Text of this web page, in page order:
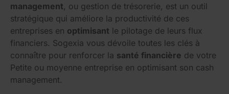
management, ou gestion de trésorerie, est un outil
stratégique qui améliore la productivité de ces
entreprises en optimisant le pilotage de leurs flux
financiers. Sogexia vous dévoile toutes les clés à
connaître pour renforcer la santé financière de votre
Petite ou moyenne entreprise en optimisant son cash
management.